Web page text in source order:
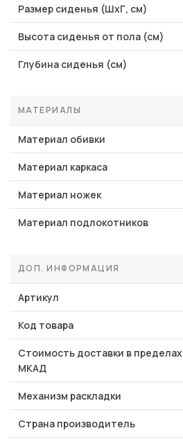
Размер сиденья (ШхГ, см)
Высота сиденья от пола (см)
Глубина сиденья (см)
МАТЕРИАЛЫ
Материал обивки
Материал каркаса
Материал ножек
Материал подлокотников
ДОП. ИНФОРМАЦИЯ
Артикул
Код товара
Стоимость доставки в пределах
МКАД
Механизм раскладки
Страна производитель